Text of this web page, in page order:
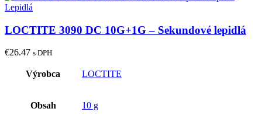
LOCTITE 3090 DC 10G+1G – Sekundové lepidlá
€26.47 s DPH
Výrobca LOCTITE
Obsah 10 g